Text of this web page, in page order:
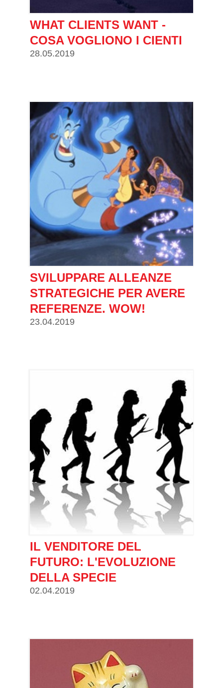
WHAT CLIENTS WANT -
COSA VOGLIONO I CIENTI
28.05.2019
SVILUPPARE ALLEANZE
STRATEGICHE PER AVERE
REFERENZE. WOW!
23.04.2019
IL VENDITORE DEL
FUTURO: L'EVOLUZIONE
DELLA SPECIE
02.04.2019